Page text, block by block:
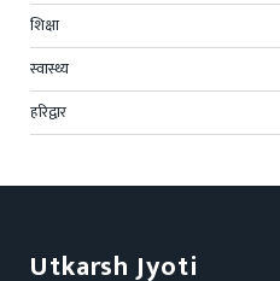
शिक्षा
स्वास्थ्य
हरिद्वार
Utkarsh Jyoti